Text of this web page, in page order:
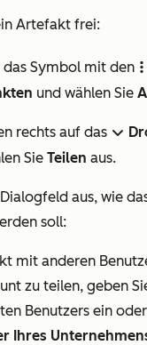
Artefakt frei:
das Symbol mit den verticalMenu
und wählen Sie
rechts auf das downIcon
Sie Teilen aus.
aus, wie
soll:
mit anderen
zu teilen, geben
Benutzers ein
Ihres